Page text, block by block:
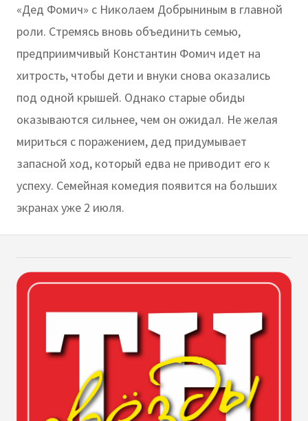
«Дед Фомич» с Николаем Добрыниным в главной
роли. Стремясь вновь объединить семью,
предприимчивый Константин Фомич идет на
хитрость, чтобы дети и внуки снова оказались
под одной крышей. Однако старые обиды
оказываются сильнее, чем он ожидал. Не желая
мириться с поражением, дед придумывает
запасной ход, который едва не приводит его к
успеху. Семейная комедия появится на больших
экранах уже 2 июля.